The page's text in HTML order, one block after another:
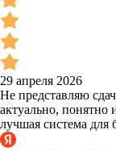
29 апреля 2026
Не представляю
актуально,
лучшая система для